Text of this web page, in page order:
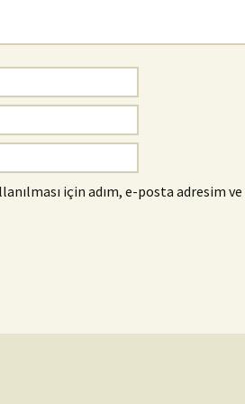
için adım, e-posta adresim